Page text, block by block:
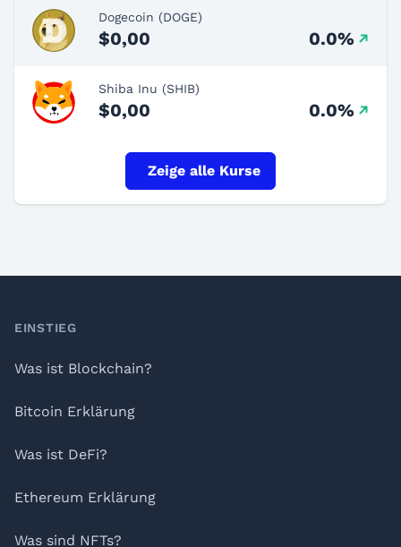
Dogecoin (DOGE)
$0,00 0.0%
Shiba Inu (SHIB)
$0,00 0.0%
Zeige alle Kurse
Footer
EINSTIEG
Was ist Blockchain?
Bitcoin Erklärung
Was ist DeFi?
Ethereum Erklärung
Was sind NFTs?